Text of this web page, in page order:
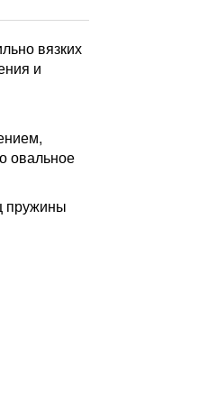
вязких
и
овальное
пружины